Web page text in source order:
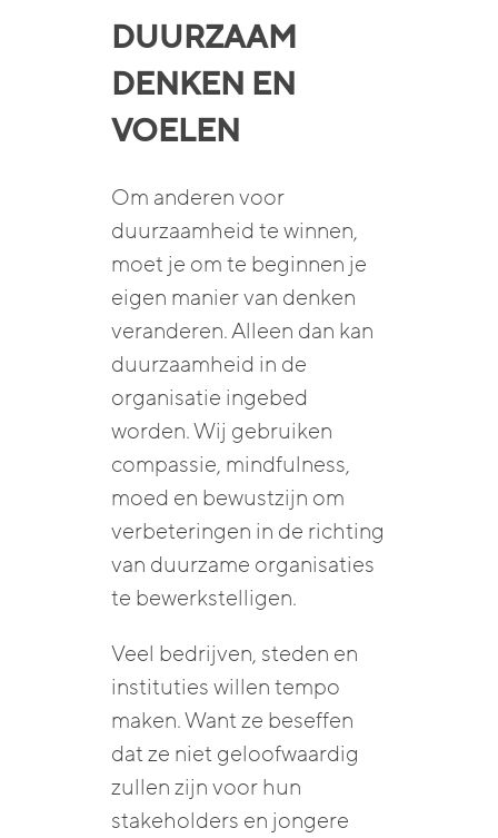
DUURZAAM
DENKEN EN
VOELEN
Om anderen voor
duurzaamheid te winnen,
moet je om te beginnen je
eigen manier van denken
veranderen. Alleen dan kan
duurzaamheid in de
organisatie ingebed
worden. Wij gebruiken
compassie, mindfulness,
moed en bewustzijn om
verbeteringen in de richting
van duurzame organisaties
te bewerkstelligen.
Veel bedrijven, steden en
instituties willen tempo
maken. Want ze beseffen
dat ze niet geloofwaardig
zullen zijn voor hun
stakeholders en jongere